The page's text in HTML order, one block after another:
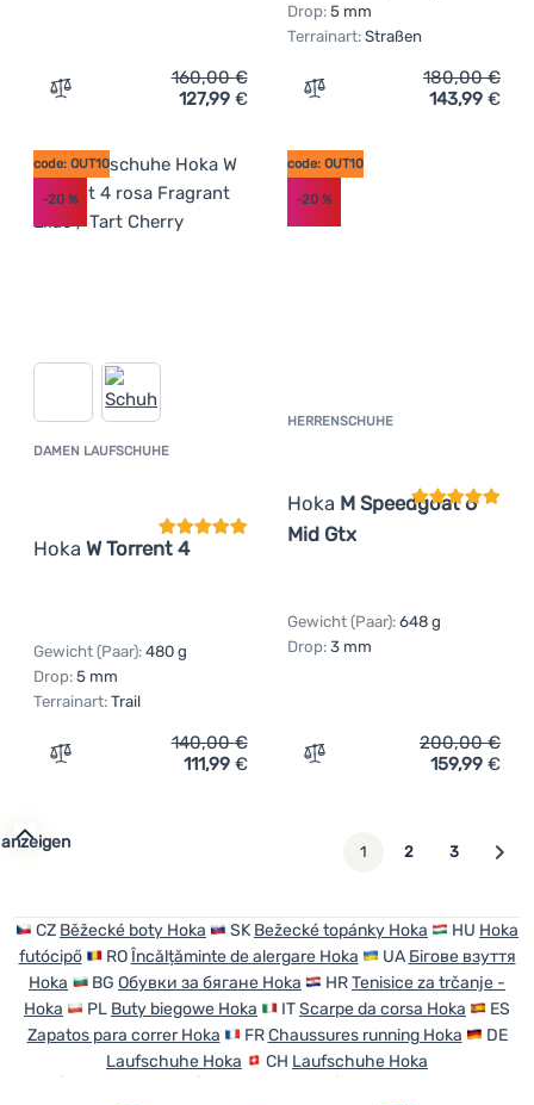
Zum Vergleich 'Damen Laufschuhe Hoka W Arahi 8'
160,00€
127,99 €
Drop: 5 mm
Terrainart: Straßen
Zum Vergleich 'Damen
180,00€
143,99 €
DAMEN LAUFSCHUHE
Hoka W Torrent 4
Kundenbewertung
code: OUT10
-20 %
Gewicht (Paar): 480 g
Drop: 5 mm
Terrainart: Trail
Zum Vergleich 'Damen Laufschuhe Hoka W Torrent 4'
140,00€
111,99 €
HERRENSCHUHE
Hoka M Speedgoat 6
Mid Gtx
code: OUT10
-20%
Gewicht (Paar): 648 g
Drop: 3 mm
Zum Vergleich
200,00€
159,99 €
1 2 3 weiter
CZ Běžecké boty Hoka SK Bežecké topánky Hoka HU Hoka
futócipő
ROÎncălțăminte de alergare Hoka UA Бігове взуття
Hoka
BG Обувки за бягане Hoka HRTenisice za trčanje -
Hoka
PL Buty biegowe Hoka ITScarpe da corsa Hoka
ES
Zapatos para correr Hoka
FRChaussures running Hoka
DE
Laufschuhe Hoka
CH Laufschuhe Hoka